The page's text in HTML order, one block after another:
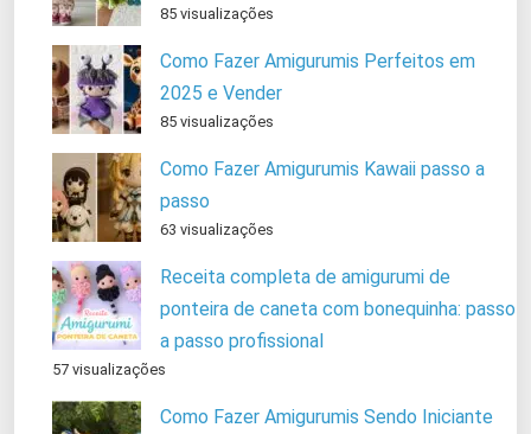
85 visualizações
Como Fazer Amigurumis Perfeitos em
2025 e Vender
85 visualizações
Como Fazer Amigurumis Kawaii passo a
passo
63 visualizações
Receita completa de amigurumi de
ponteira de caneta com bonequinha: passo
a passo profissional
57 visualizações
Como Fazer Amigurumis Sendo Iniciante